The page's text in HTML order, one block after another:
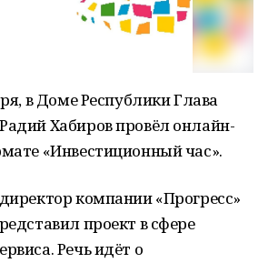
в Доме Республики Глава
Хабиров провёл онлайн-
«Инвестиционный час».
компании «Прогресс»
проект в сфере
Речь идёт о